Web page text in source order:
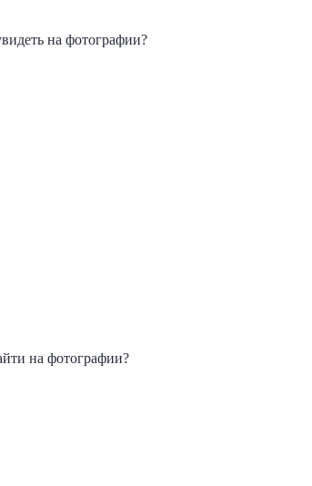
на фотографии?
на фотографии?